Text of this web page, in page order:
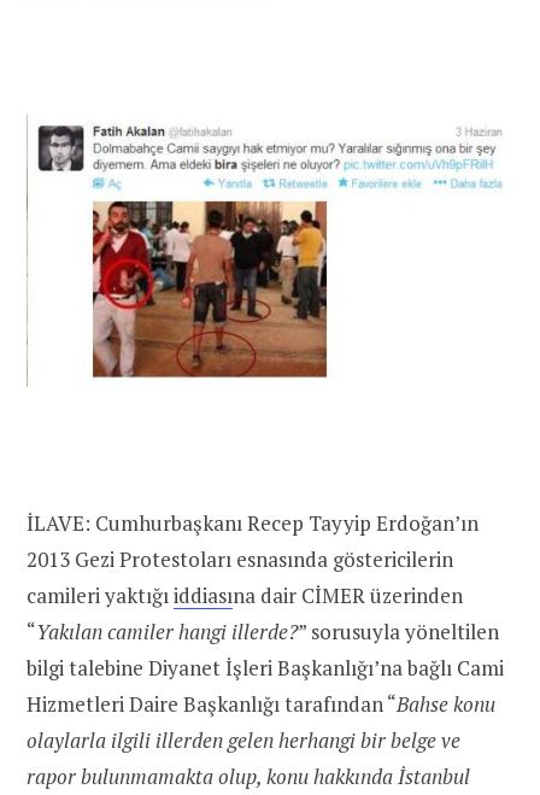
İLAVE: Cumhurbaşkanı Recep Tayyip Erdoğan’ın
2013 Gezi Protestoları esnasında göstericilerin
camileri yaktığıiddiasına dair CİMER üzerinden
“Yakılan camiler hangi illerde?” sorusuyla yöneltilen
bilgi talebine Diyanet İşleri Başkanlığı’na bağlı Cami
Hizmetleri Daire Başkanlığı tarafından “Bahse konu
olaylarla ilgili illerden gelen herhangi bir belge ve
rapor bulunmamakta olup, konu hakkında İstanbul